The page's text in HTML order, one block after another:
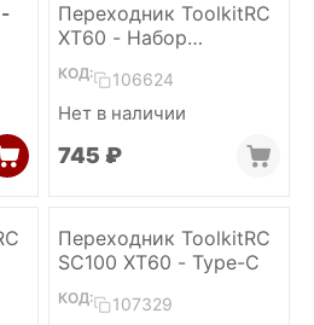
Переходник ToolkitRC
XT60 - Набор
коннекторов
КОД: 106624
Нет в наличии
‍745‍ ₽
Переходник ToolkitRC
SC100 XT60 - Type-C
КОД: 107329